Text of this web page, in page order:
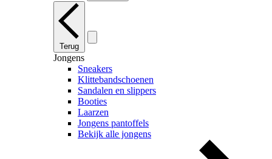
Terug
Jongens
Sneakers
Klittebandschoenen
Sandalen en slippers
Booties
Laarzen
Jongens pantoffels
Bekijk alle jongens